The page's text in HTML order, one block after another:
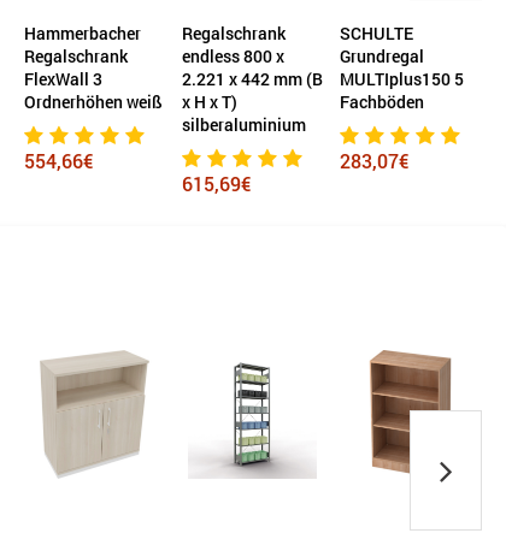
Regalschrank
endless 800 x
2.221 x 442 mm (B
x H x T)
silberaluminium
SCHULTE
Grundregal
MULTIplus150 5
Fachböden
283,07€
Regal endless 6
Ordnerhöhen 800
x 2.221 x 442 mm
(B x H x T)
verkehrsweiß